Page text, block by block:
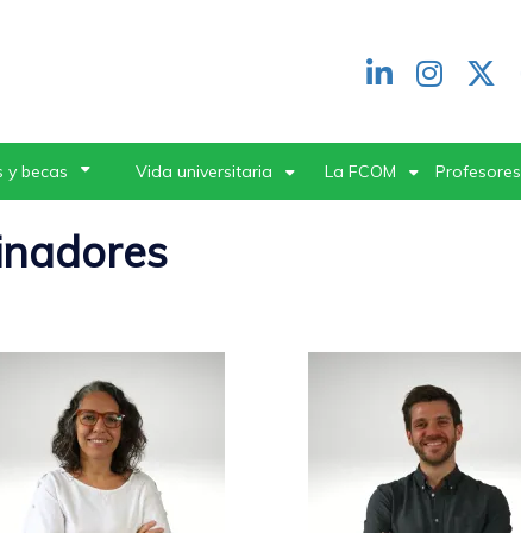
Redes
header
y becas Vida universitaria La FCOM Profesores